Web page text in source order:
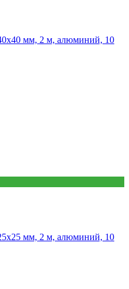
мм, 2 м, алюминий, 10
мм, 2 м, алюминий, 10